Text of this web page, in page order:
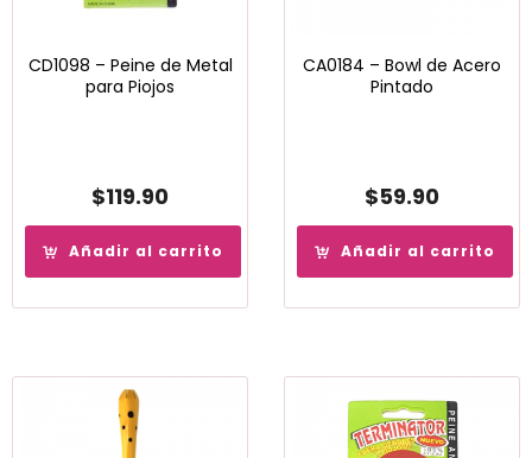
CD1098 – Peine de Metal
para Piojos
$119.90
Añadir al carrito
CA0184 – Bowl de Acero
Pintado
$59.90
Añadir al carrito